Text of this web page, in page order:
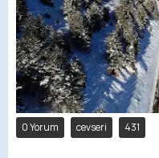
0 Yorum cevseri 431